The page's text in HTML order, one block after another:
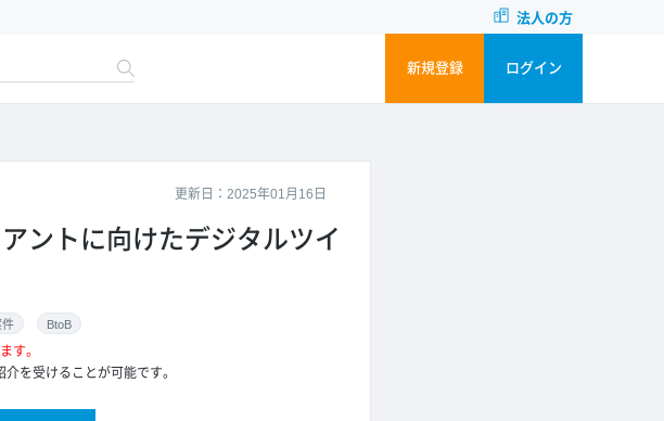
法人の方
新規登録 ログイン
更新日：2025年01月16日
ントに向けたデジタルツイ
件 BtoB
す。
を受けることが可能です。